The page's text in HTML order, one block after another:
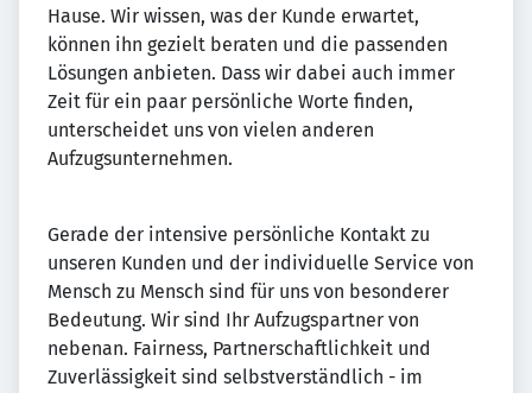
Hause. Wir wissen, was der Kunde erwartet,
können ihn gezielt beraten und die passenden
Lösungen anbieten. Dass wir dabei auch immer
Zeit für ein paar persönliche Worte finden,
unterscheidet uns von vielen anderen
Aufzugsunternehmen.
Gerade der intensive persönliche Kontakt zu
unseren Kunden und der individuelle Service von
Mensch zu Mensch sind für uns von besonderer
Bedeutung. Wir sind Ihr Aufzugspartner von
nebenan. Fairness, Partnerschaftlichkeit und
Zuverlässigkeit sind selbstverständlich - im